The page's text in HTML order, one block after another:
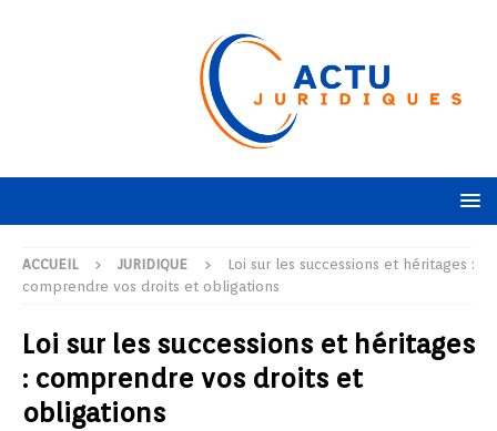
ACCUEIL JURIDIQUE
Loi sur les successions et héritages :
comprendre vos droits et obligations
Loi sur les successions et héritages
: comprendre vos droits et
obligations